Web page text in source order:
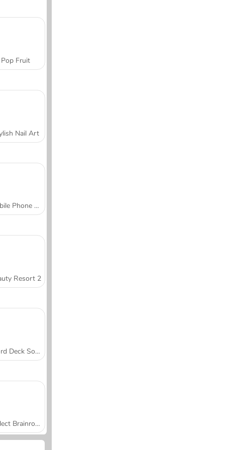
Pop Fruit
Nail Art
Mobile Phone Case Design & DIY
Resort 2
Word Deck Solitaire
Collect Brainrot Arena